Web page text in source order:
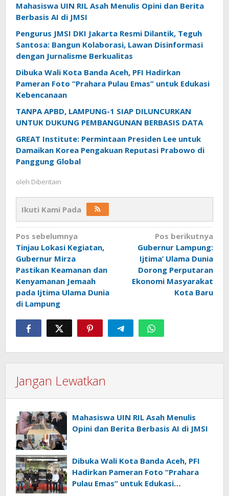
Mahasiswa UIN RIL Asah Menulis Opini dan Berita
Berbasis AI di JMSI
Pengurus JMSI DKI Jakarta Resmi Dilantik, Teguh
Santosa: Bangun Kolaborasi, Lawan Disinformasi
dengan Jurnalisme Berkualitas
Dibuka Wali Kota Banda Aceh, PFI Hadirkan
Pameran Foto “Prahara Pulau Emas” untuk Edukasi
Kebencanaan
TANPA APBD, LAMPUNG-1 SIAP DILUNCURKAN
UNTUK DUKUNG PEMBANGUNAN BERBASIS DATA
GREAT Institute: Permintaan Presiden Lee untuk
Damaikan Korea Pengakuan Reputasi Prabowo di
Panggung Global
oleh Diberitain
Ikuti Kami Pada
Navigasi
pos
Pos sebelumnya
Tinjau Lokasi Kegiatan,
Gubernur Mirza
Pastikan Keamanan dan
Kenyamanan Jemaah
pada Ijtima Ulama Dunia
di Lampung
Pos berikutnya
Gubernur Lampung:
Ijtima’ Ulama Dunia
Dorong Perputaran
Ekonomi Masyarakat
Kota Baru
Jangan Lewatkan
Mahasiswa UIN RIL Asah Menulis
Opini dan Berita Berbasis AI di JMSI
Dibuka Wali Kota Banda Aceh, PFI
Hadirkan Pameran Foto “Prahara
Pulau Emas” untuk Edukasi